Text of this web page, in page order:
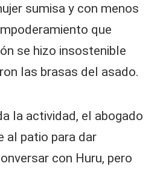
sumisa y con menos
que
se hizo insostenible
las brasas del asado.
la actividad, el abogado
al patio para dar
con Huru, pero